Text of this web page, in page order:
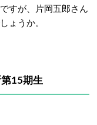
すが、片岡五郎さん
ょうか。
15期生